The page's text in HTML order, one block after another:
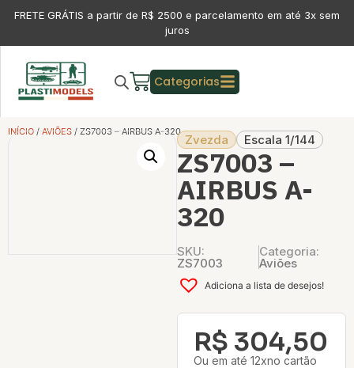
FRETE GRÁTIS a partir de R$ 2500 e parcelamento em até 3x sem
juros
Categorias
INÍCIO / AVIÕES / ZS7003 – AIRBUS A-320
Zvezda Escala 1/144
ZS7003 –
AIRBUS A-
320
SKU:
ZS7003
Categoria:
Aviões
Adiciona a lista de desejos!
R$ 304,50
Ou em até 12xno cartão